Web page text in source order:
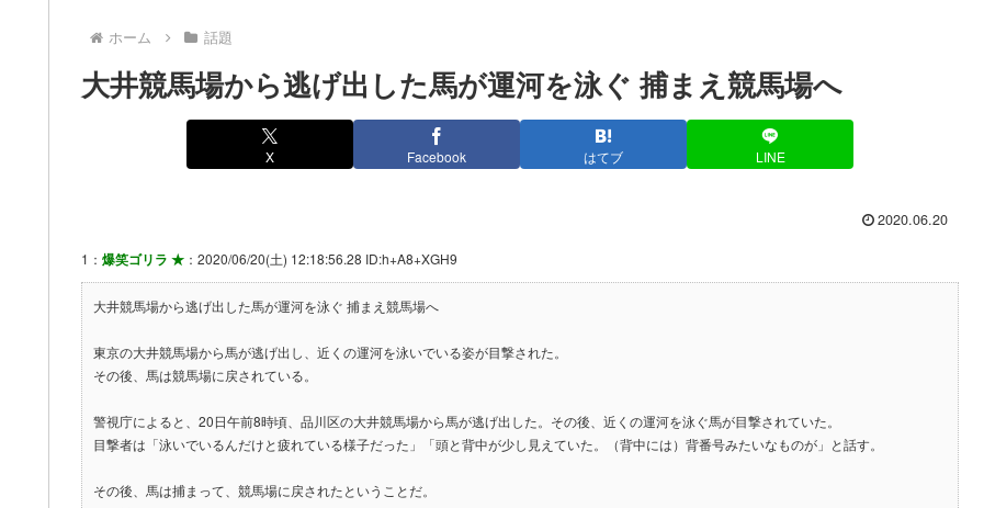
ホーム 話題
大井競馬場から逃げ出した馬が運河を泳ぐ 捕まえ競馬場へ
X Facebook はてブ LINE
2020.06.20
1： 爆笑ゴリラ ★ ：2020/06/20(土) 12:18:56.28 ID:h+A8+XGH9
大井競馬場から逃げ出した馬が運河を泳ぐ 捕まえ競馬場へ
東京の大井競馬場から馬が逃げ出し、近くの運河を泳いでいる姿が目撃された。
その後、馬は競馬場に戻されている。
警視庁によると、20日午前8時頃、品川区の大井競馬場から馬が逃げ出した。その後、近くの運河を泳ぐ馬が目撃されていた。
目撃者は「泳いでいるんだけと疲れている様子だった」「頭と背中が少し見えていた。（背中には）背番号みたいなものが」と話す。
その後、馬は捕まって、競馬場に戻されたということだ。